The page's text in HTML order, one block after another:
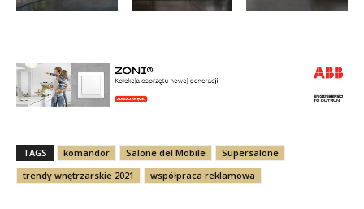
TAGS komandor Salone del Mobile
Supersalone
trendy wnętrzarskie 2021
współpraca reklamowa